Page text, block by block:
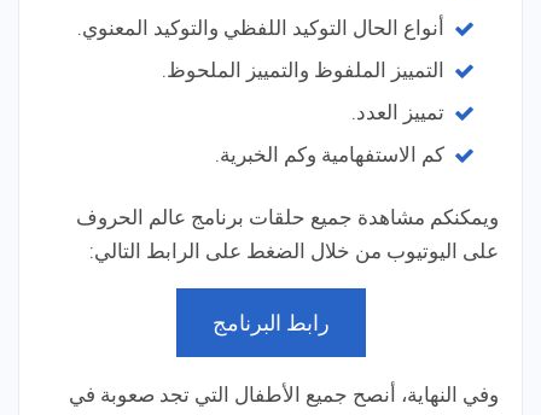
أنواع الحال التوكيد اللفظي والتوكيد المعنوي.
التمييز الملفوظ والتمييز الملحوظ.
تمييز العدد.
كم الاستفهامية وكم الخبرية.
ويمكنكم مشاهدة جميع حلقات برنامج عالم الحروف
على اليوتيوب من خلال الضغط على الرابط التالي:
رابط البرنامج
وفي النهاية، أنصح جميع الأطفال التي تجد صعوبة في